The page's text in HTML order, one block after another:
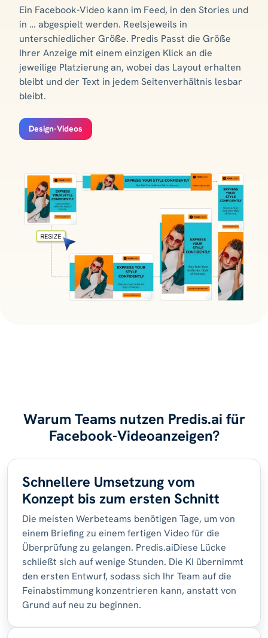
Ein Facebook-Video kann im Feed, in den Stories und
in … abgespielt werden. Reelsjeweils in
unterschiedlicher Größe. Predis Passt die Größe
Ihrer Anzeige mit einem einzigen Klick an die
jeweilige Platzierung an, wobei das Layout erhalten
bleibt und der Text in jedem Seitenverhältnis lesbar
bleibt.
Design-Videos
Warum Teams nutzen Predis.ai für
Facebook-Videoanzeigen?
Schnellere Umsetzung vom
Konzept bis zum ersten Schnitt
Die meisten Werbeteams benötigen Tage, um von
einem Briefing zu einem fertigen Video für die
Überprüfung zu gelangen. Predis.aiDiese Lücke
schließt sich auf wenige Stunden. Die KI übernimmt
den ersten Entwurf, sodass sich Ihr Team auf die
Feinabstimmung konzentrieren kann, anstatt von
Grund auf neu zu beginnen.